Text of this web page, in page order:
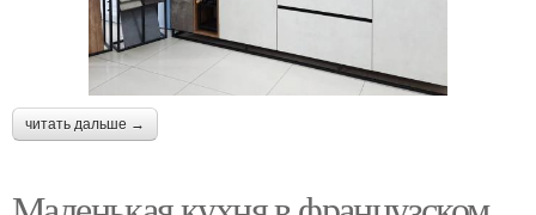
читать дальше →